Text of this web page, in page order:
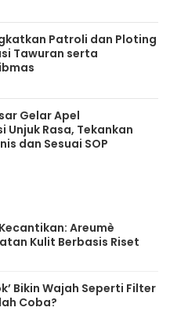
Patroli dan Ploting
Tawuran serta
Gelar Apel
Unjuk Rasa, Tekankan
dan Sesuai SOP
Areumè
Kulit Berbasis Riset
Bikin Wajah Seperti Filter
Coba?